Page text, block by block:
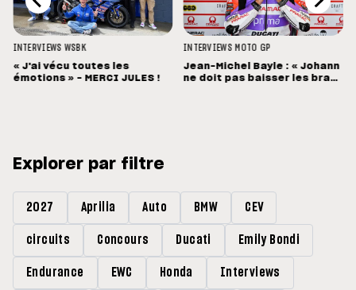
INTERVIEWS WSBK
« J'ai vécu toutes les
émotions » - MERCI JULES !
INTERVIEWS MOTO GP
Jean-Michel Bayle : « Johann
ne doit pas baisser les bras
Explorer par filtre
2027 Aprilia Auto BMW CEV
circuits Concours Ducati Emily Bondi
Endurance EWC Honda Interviews